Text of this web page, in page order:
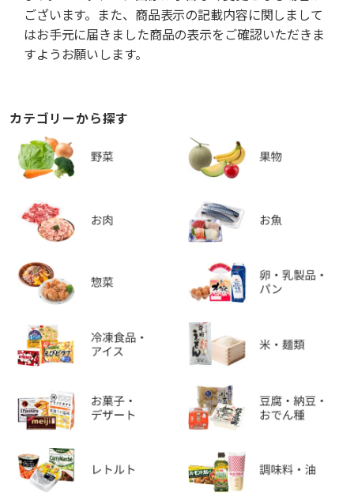
ございます。また、商品表示の記載内容に関しまして
はお手元に届きました商品の表示をご確認いただきま
すようお願いします。
カテゴリーから探す